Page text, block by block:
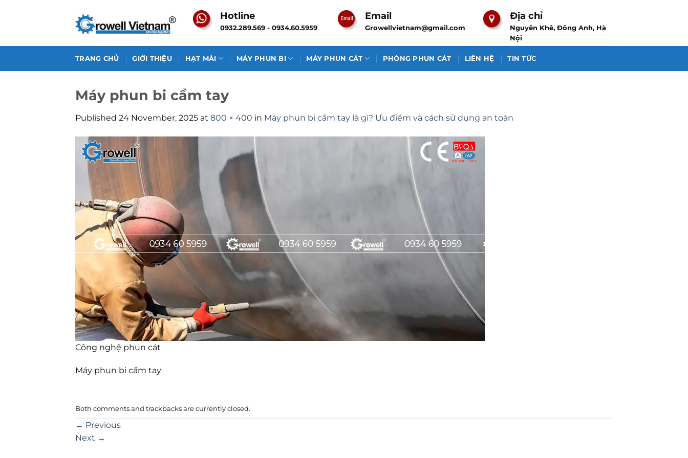
Hotline
0932.289.569 - 0934.60.5959
Email
Growellvietnam@gmail.com
Địa chỉ
Nguyên Khê, Đông Anh, Hà
Nội
TRANG CHỦ GIỚI THIỆU HẠT MÀI MÁY PHUN BI MÁY PHUN CÁT PHÒNG PHUN CÁT LIÊN HỆ TIN TỨC
Máy phun bi cầm tay
Published 24 November, 2025 at 800 × 400 in Máy phun bi cầm tay là gì? Ưu điểm và cách sử dụng an toàn
Công nghệ phun cát
Máy phun bi cầm tay
Both comments and trackbacks are currently closed.
← Previous
Next →